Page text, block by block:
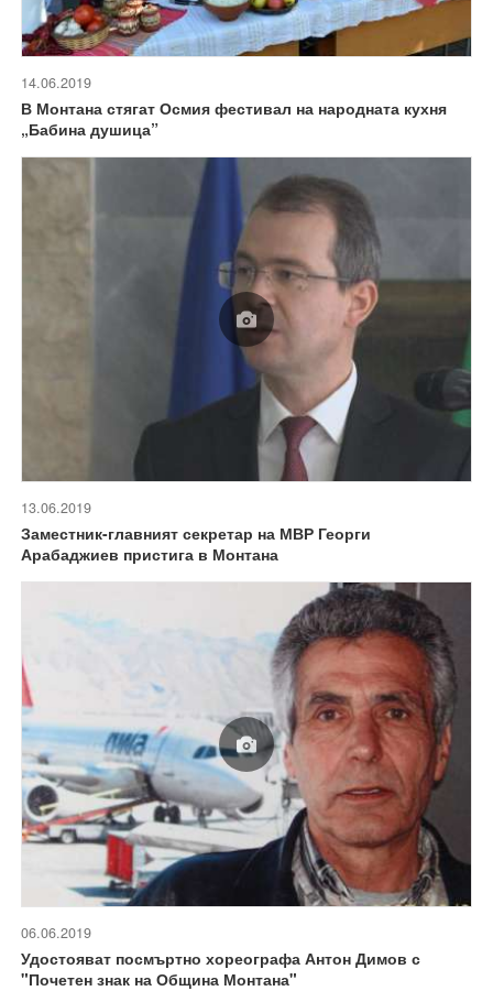
14.06.2019
В Монтана стягат Осмия фестивал на народната кухня
„Бабина душица”
13.06.2019
Заместник-главният секретар на МВР Георги
Арабаджиев пристига в Монтана
06.06.2019
Удостояват посмъртно хореографа Антон Димов с
"Почетен знак на Община Монтана"